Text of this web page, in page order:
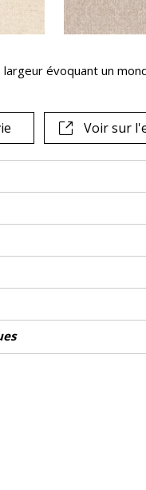
évoquant un
Voir sur